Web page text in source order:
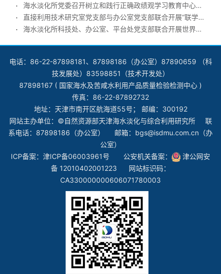
海水淡化所党委召开树立和践行正确政绩观学习教育中心组扩大学习会
直接利用技术研究室党支部与办公室党支部联合开展“联学联建”主题党日活动
海水淡化所科技处、办公室、平台处党支部联合开展世界海洋日主题党日活动
电话：86-22-87898181、87898186（办公室）87890659 （科
技发展处）83598851（技术开发处）
87898167 ( 国家海水及苦咸水利用产品质量检验检测中心 )
传真：86-22-87892732
地址：天津市南开区航海道55号； 邮编：300192
网站主办单位：©自然资源部天津海水淡化与综合利用研究所 联
系电话：87898186（办公室） 邮箱：bgs@isdmu.com.cn（办
公室）
ICP备案： 津ICP备06003961号 公安机关备案：
津公网安
备 12010402001223 网站标识码：
CA330000000606071780003